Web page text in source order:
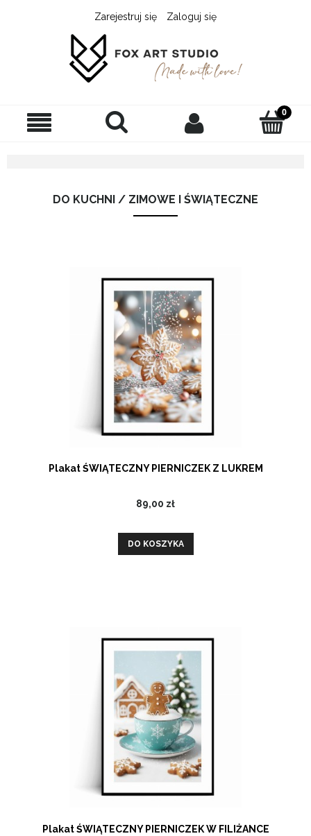
Zarejestruj się Zaloguj się
DO KUCHNI / ZIMOWE I ŚWIĄTECZNE
Plakat ŚWIĄTECZNY PIERNICZEK Z LUKREM
89,00 zł
DO KOSZYKA
Plakat ŚWIĄTECZNY PIERNICZEK W FILIŻANCE